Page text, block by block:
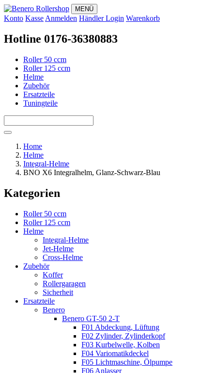
MENÜ
Konto Kasse Anmelden Händler Login Warenkorb
Hotline 0176-36380883
Roller 50 ccm
Roller 125 ccm
Helme
Zubehör
Ersatzteile
Tuningteile
Home
Helme
Integral-Helme
BNO X6 Integralhelm, Glanz-Schwarz-Blau
Kategorien
Roller 50 ccm
Roller 125 ccm
Helme
Integral-Helme
Jet-Helme
Cross-Helme
Zubehör
Koffer
Rollergaragen
Sicherheit
Ersatzteile
Benero
Benero GT-50 2-T
F01 Abdeckung, Lüftung
F02 Zylinder, Zylinderkopf
F03 Kurbelwelle, Kolben
F04 Variomatikdeckel
F05 Lichtmaschine, Ölpumpe
F06 Anlasser